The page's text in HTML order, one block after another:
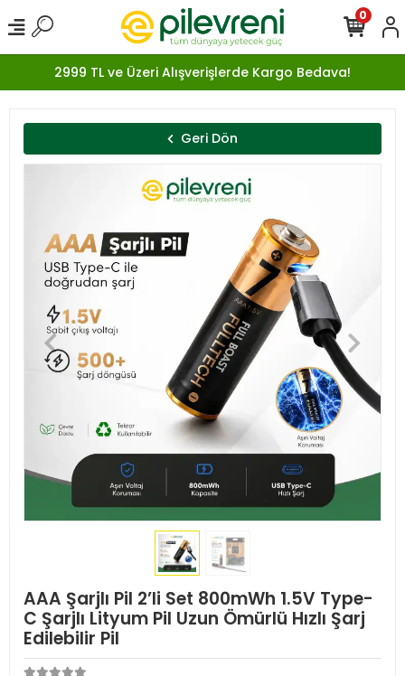
2999 TL ve Üzeri Alışverişlerde Kargo Bedava!
0
Geri Dön
AAA Şarjlı Pil 2’li Set 800mWh 1.5V Type-
C Şarjlı Lityum Pil Uzun Ömürlü Hızlı Şarj
Edilebilir Pil